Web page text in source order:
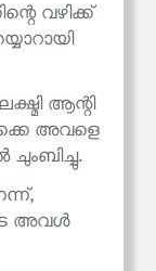
വഴിക്ക്
ആന്റി
അവളെ
ചുംബിച്ചു.
അവൾ